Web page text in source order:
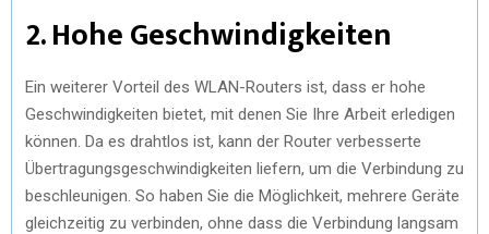
2. Hohe Geschwindigkeiten
Ein weiterer Vorteil des WLAN-Routers ist, dass er hohe
Geschwindigkeiten bietet, mit denen Sie Ihre Arbeit erledigen
können. Da es drahtlos ist, kann der Router verbesserte
Übertragungsgeschwindigkeiten liefern, um die Verbindung zu
beschleunigen. So haben Sie die Möglichkeit, mehrere Geräte
gleichzeitig zu verbinden, ohne dass die Verbindung langsam